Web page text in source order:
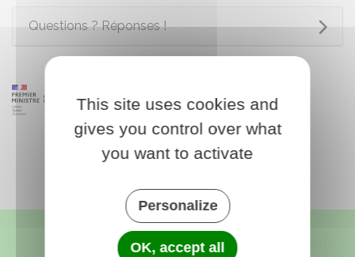
Questions ? Réponses !
This site uses cookies and
gives you control over what
you want to activate
Personalize
OK, accept all